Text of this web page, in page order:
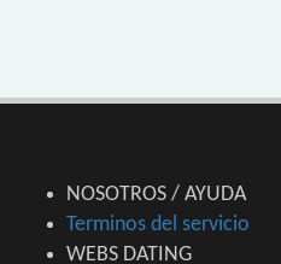
NOSOTROS / AYUDA
Terminos del servicio
WEBS DATING